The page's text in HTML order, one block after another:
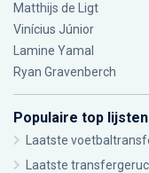
Matthijs de Ligt
Vinícius Júnior
Lamine Yamal
Ryan Gravenberch
Populaire top lijsten
Laatste
Laatste